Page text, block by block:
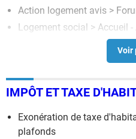
Action logement avis >
Logement social > Accueil
IMPÔT ET TAXE
Exonération de taxe
plafonds